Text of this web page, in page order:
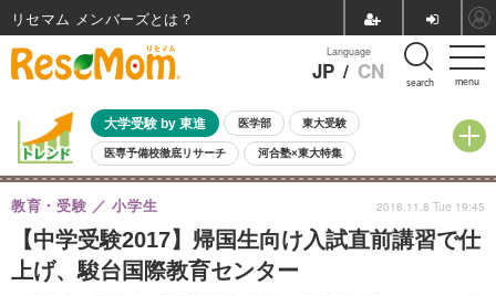
menu
Language
JP / CN search
大学受験 by 東進 医学部 東大受験
医専予備校徹底リサーチ 河合塾×東大特集
親子で考える大学選び 高校受験 中学受験 小学校受験
共通テスト 夏休み
8月開催イベント・WS 全国公立高校 過去問 人気記事
自由研究教材（小学生向け） 自由研究教材（中学生向け）
【中学受験2017】帰国生向け入試直前講習で仕
上げ、駿台国際教育センター
教育・受験 小学生 2016.11.8 Tue 19:45
リセマム メンバーズ